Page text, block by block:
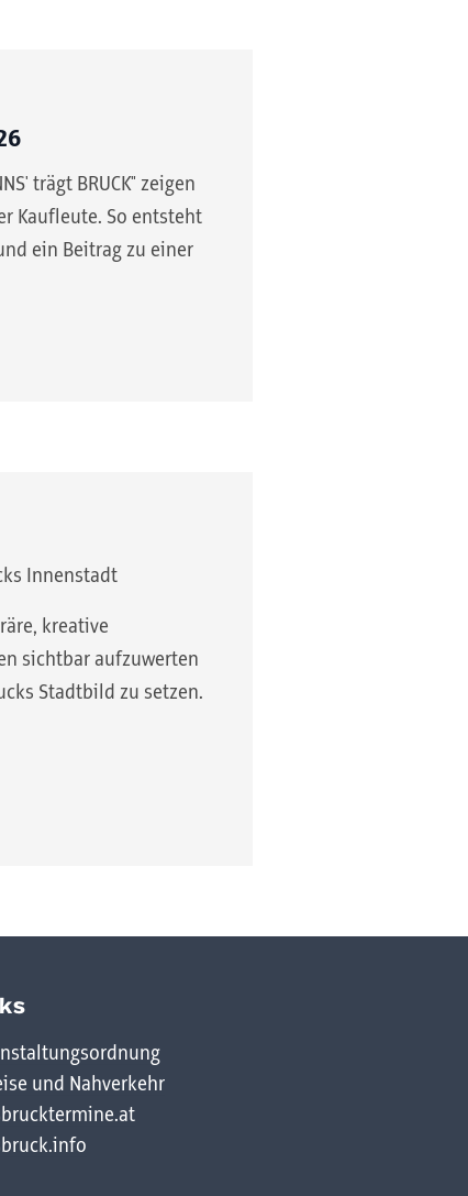
trägt BRUCK" zeigen
Kaufleute. So entsteht
ein Beitrag zu einer
Innenstadt
kreative
sichtbar aufzuwerten
Stadtbild zu setzen.​
und Nahverkehr